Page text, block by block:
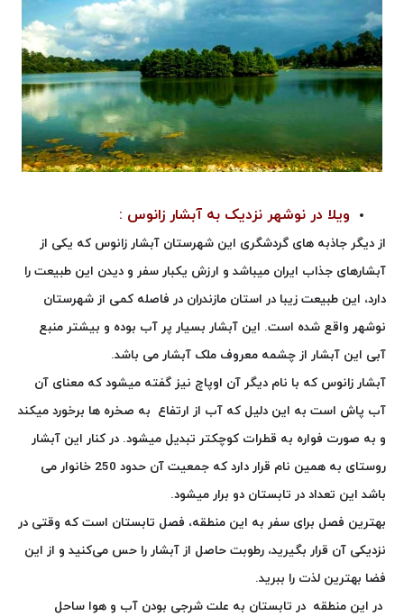
ویلا در نوشهر نزدیک به آبشار زانوس :
از دیگر جاذبه های گردشگری این شهرستان آبشار زانوس که یکی از
آبشارهای جذاب ایران میباشد و ارزش یکبار سفر و دیدن این طبیعت را
دارد، این طبیعت زیبا در استان مازندران در فاصله کمی از شهرستان
نوشهر واقع شده است. این آبشار بسیار پر آب بوده و بیشتر منبع
آبی این آبشار از چشمه معروف ملک آبشار می باشد.
آبشار زانوس که با نام دیگر آن اوپاچ نیز گفته میشود که معنای آن
آب پاش است به این دلیل که آب از ارتفاع به صخره ها برخورد میکند
و به صورت فواره به قطرات کوچکتر تبدیل میشود. در کنار این آبشار
روستای به همین نام قرار دارد که جمعیت آن حدود 250 خانوار می
باشد این تعداد در تابستان دو برار میشود.
بهترین فصل برای سفر به این منطقه، فصل تابستان است که وقتی در
نزدیکی آن قرار بگیرید، رطوبت حاصل از آبشار را حس می‌کنید و از این
فضا بهترین لذت را ببرید.
در این منطقه در تابستان به علت شرجی بودن آب و هوا ساحل